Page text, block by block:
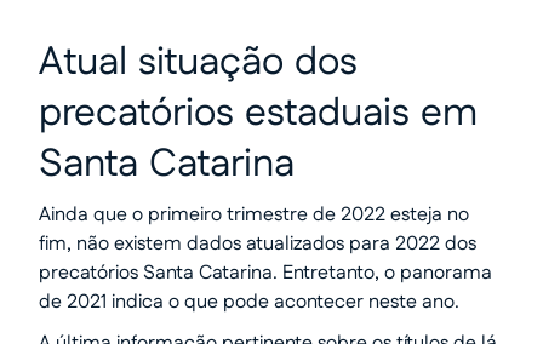
Atual situação dos
precatórios estaduais em
Santa Catarina
Ainda que o primeiro trimestre de 2022 esteja no
fim, não existem dados atualizados para 2022 dos
precatórios Santa Catarina. Entretanto, o panorama
de 2021 indica o que pode acontecer neste ano.